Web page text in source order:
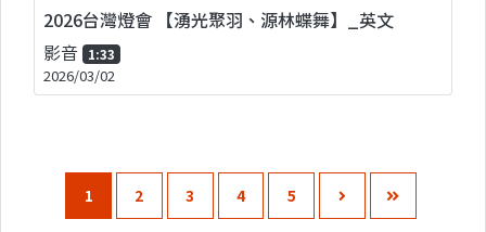
2026台灣燈會 【湧光聚羽、源林蝶舞】_英文
影音 1:33
2026/03/02
1 2 3 4 5